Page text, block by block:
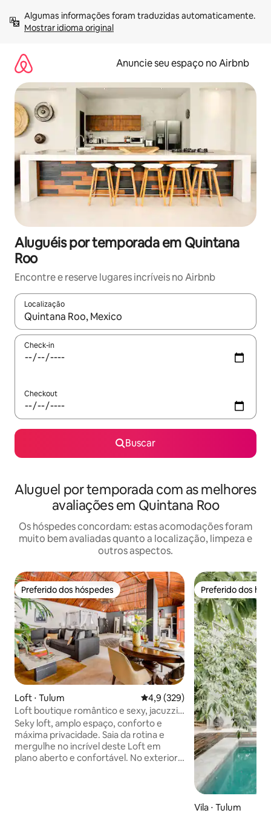
para
Mostrar idioma original
Anuncie seu espaço no Airbnb
Aluguéis por temporada em Quintana
Roo
Encontre e reserve lugares incríveis no Airbnb
Localização
Quando os resultados estiverem disponíveis, explore-os
Check-in
Checkout
Buscar
Aluguel por temporada com as melhores
avaliações em Quintana Roo
Os hóspedes concordam: estas acomodações foram
muito bem avaliadas quanto a localização, limpeza e
outros aspectos.
Preferido dos hóspedes
Preferido dos hóspedes
Loft ⋅ Tulum 4,9 de uma avaliação média de
4,9 (329)
Loft boutique romântico e sexy, jacuzzi
privativa
Seky loft, amplo espaço, conforto e
máxima privacidade. Saia da rotina e
mergulhe no incrível deste Loft em
plano aberto e confortável. No exterior,
Preferido dos
Preferido dos
Vila ⋅ Tulum